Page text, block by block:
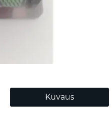
Kuvaus